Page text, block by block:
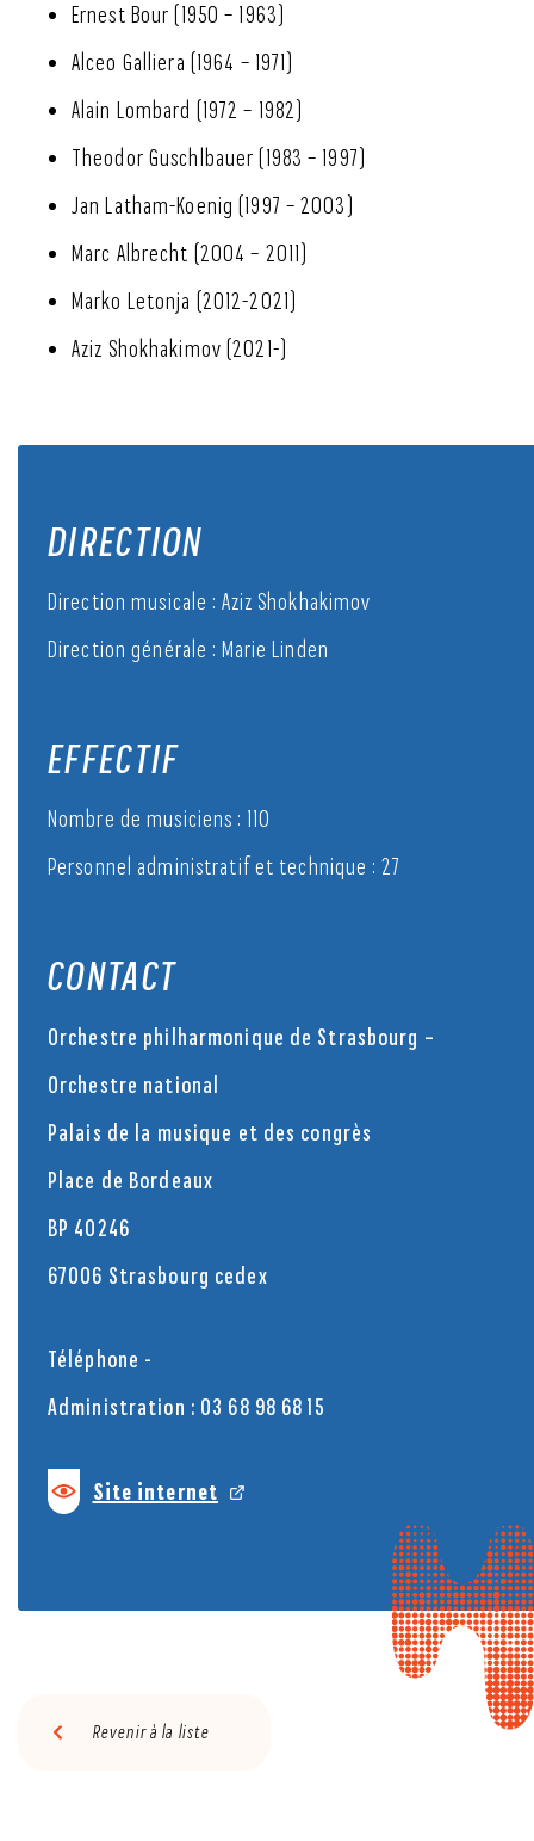
Ernest Bour (1950 – 1963)
Alceo Galliera (1964 – 1971)
Alain Lombard (1972 – 1982)
Theodor Guschlbauer (1983 – 1997)
Jan Latham-Koenig (1997 – 2003)
Marc Albrecht (2004 – 2011)
Marko Letonja (2012-2021)
Aziz Shokhakimov (2021-)
DIRECTION
Direction musicale : Aziz Shokhakimov
Direction générale : Marie Linden
EFFECTIF
Nombre de musiciens : 110
Personnel administratif et technique : 27
CONTACT
Orchestre philharmonique de Strasbourg –
Orchestre national
Palais de la musique et des congrès
Place de Bordeaux
BP 40246
67006 Strasbourg cedex
Téléphone -
Administration : 03 68 98 68 15
Site internet
Revenir à la liste